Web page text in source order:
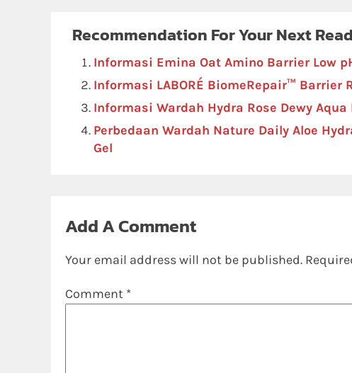
Recommendation For Your Next Read
Informasi Emina Oat Amino Barrier Low
Informasi LABORÉ BiomeRepair™ Barrier
Informasi Wardah Hydra Rose Dewy Aqua
Perbedaan Wardah Nature Daily Aloe
Gel
Add A Comment
Your email address will not be published.
Comment *